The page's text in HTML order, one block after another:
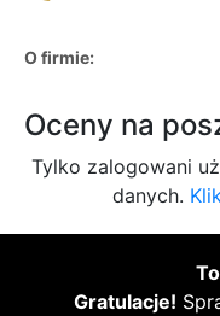
O firmie:
Oceny na
Tylko zalogowani
danych.
Gratulacje!